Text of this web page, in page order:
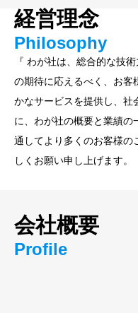
経営理念
Philosophy
『 わが社は、総合的な技
の期待に応えるべく、お客
かなサービスを提供し、社
に、わが社の概要と業績の
通してより多くのお客様の
しくお願い申し上げます。
会社概要
Profile
経営理念
会社概要